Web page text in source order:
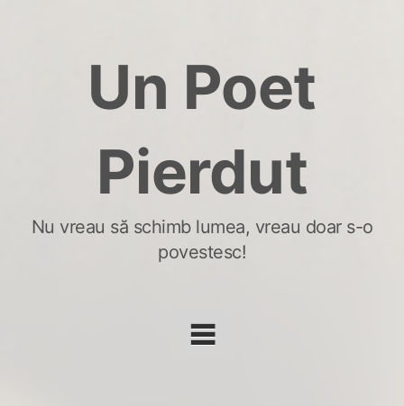
Un Poet
Pierdut
Nu vreau să schimb lumea, vreau doar s-o
povestesc!